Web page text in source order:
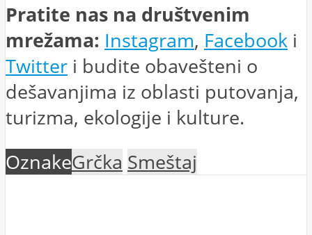
Pratite nas na društvenim
mrežama: Instagram, Facebook i
Twitter i budite obavešteni o
dešavanjima iz oblasti putovanja,
turizma, ekologije i kulture.
OznakeGrčka Smeštaj